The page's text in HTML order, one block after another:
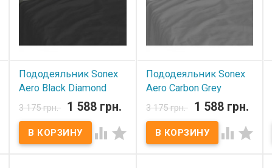
Пододеяльник Sonex
Aero Black Diamond
145х210 см
В наличии
Пододеяльник Sonex Aero
3 175 грн. 1 588 грн.
 
Пододеяльник Sonex
Aero Carbon Grey
145х210 см
В наличии
Пододеяльник Sonex Aero
3 175 грн. 1 588 грн.
 